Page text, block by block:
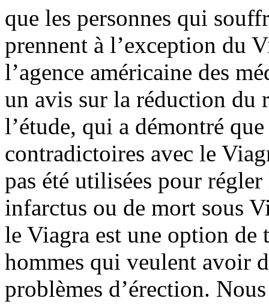
que les personnes qui
prennent à l’exception du
l’agence américaine des
un avis sur la réduction du
l’étude, qui a démontré
contradictoires avec le
pas été utilisées pour
infarctus ou de mort sous
le Viagra est une option de
hommes qui veulent avoir
problèmes d’érection.